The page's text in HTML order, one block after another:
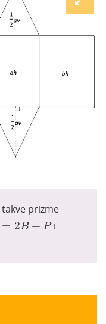
takve prizme
= 2B + P
B+P i